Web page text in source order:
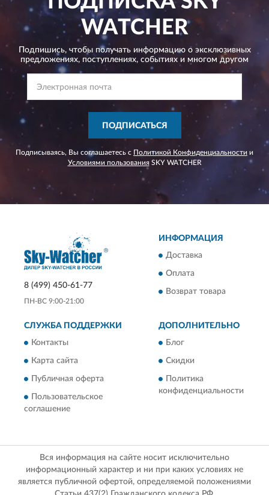
WATCHER
Подпишись, чтобы получать информацию о эксклюзивных
предложениях, поступлениях, событиях и многом другом
ПОДПИСАТЬСЯ
Подписываясь, Вы соглашаетесь с Политикой Конфиденциальности и
Условиями пользованияSKY WATCHER
8 (499) 450-61-77
ПН-ВС 9:00-21:00
ИНФОРМАЦИЯ
Доставка
Оплата
Возврат товара
СЛУЖБА ПОДДЕРЖКИ
Контакты
Карта сайта
Публичная оферта
Пользовательское
соглашение
ДОПОЛНИТЕЛЬНО
Блог
Скидки
Политика
конфиденциальности
Вся информация на сайте носит исключительно
информационный характер и ни при каких условиях не
является публичной офертой, определяемой положениями